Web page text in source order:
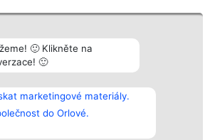
🙂 Klikněte na
🙂
marketingové materiály.
do Orlové.
Vítězové
Seznam všech
laureátů
Zásady
Kontakt